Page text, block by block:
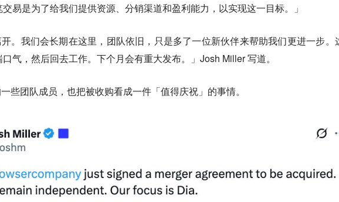
易是为了给我们提供资源、分销渠道和盈利能力，以实现这一目标。」
开。我们会长期在这里，团队依旧，只是多了一位新伙伴来帮助我们更进一步。
气，然后回去工作。下个月会有重大发布。」Josh Miller 写道。
些团队成员，也把被收购看成一件「值得庆祝」的事情。